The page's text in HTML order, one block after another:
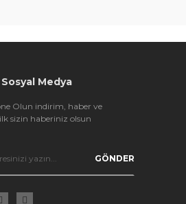
Medya
Olun indirim, haber ve
sizin haberiniz olsun
GÖNDER